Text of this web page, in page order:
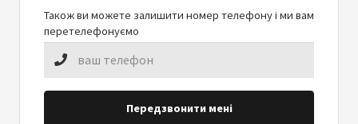
Також ви можете залишити номер телефону і ми вам
перетелефонуємо
Передзвонити мені